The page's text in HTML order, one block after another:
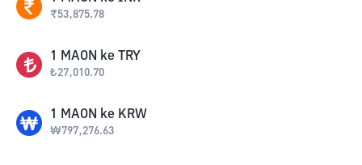
₹53,875.78
1 MAON ke TRY
₺27,010.70
1 MAON ke KRW
₩797,276.63